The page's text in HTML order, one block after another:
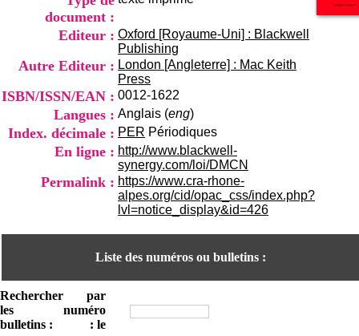
document :
Editeur : Oxford [Royaume-Uni] : Blackwell
Publishing
Autre Editeur : London [Angleterre] : Mac Keith
Press
ISBN/ISSN/EAN : 0012-1622
Langues : Anglais (eng)
Index. décimale : PER Périodiques
En ligne : http://www.blackwell-
synergy.com/loi/DMCN
Permalink : https://www.cra-rhone-
alpes.org/cid/opac_css/index.php?
lvl=notice_display&id=426
Liste des numéros ou bulletins :
Rechercher
les
bulletins :
par
numéro
: le
d
u
C
R
A
R
h
ô
n
e
-
A
l
p
C